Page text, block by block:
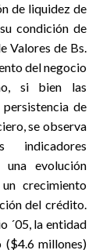
de liquidez de
condición de
Valores de Bs.
del negocio
si bien las
de
se observa
una evolución
crecimiento
del crédito.
´05, la entidad
($4.6 millones)